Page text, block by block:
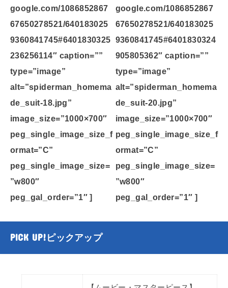
google.com/1086852867
67650278521/640183025
9360841745#6401830325
236256114″ caption=””
type=”image”
alt=”spiderman_homema
de_suit-18.jpg”
image_size=”1000×700″
peg_single_image_size_f
ormat=”C”
peg_single_image_size=
”w800″
peg_gal_order=”1″ ]
google.com/1086852867
67650278521/640183025
9360841745#6401830324
905805362″ caption=””
type=”image”
alt=”spiderman_homema
de_suit-20.jpg”
image_size=”1000×700″
peg_single_image_size_f
ormat=”C”
peg_single_image_size=
”w800″
peg_gal_order=”1″ ]
PICK UP! ピックアップ